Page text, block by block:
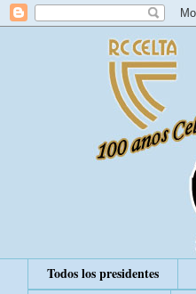
Todos los presidentes